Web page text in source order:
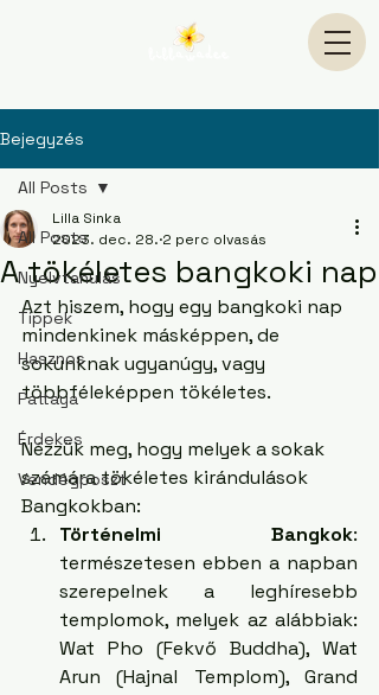
Bejegyzés
All Posts
Nyelvtanulás
Tippek
Hasznos
Pattaya
Érdekes
Vendégposzt
All Posts
A tökéletes bangkoki nap
Lilla Sinka
2023. dec. 28. 2 perc olvasás
Azt hiszem, hogy egy bangkoki nap
mindenkinek másképpen, de
sokunknak ugyanúgy, vagy
többféleképpen tökéletes.
Nézzük meg, hogy melyek a sokak
számára tökéletes kirándulások
Bangkokban:
Történelmi Bangkok:
természetesen ebben a napban
szerepelnek a leghíresebb
templomok, melyek az alábbiak:
Wat Pho (Fekvő Buddha), Wat
Arun (Hajnal Templom), Grand